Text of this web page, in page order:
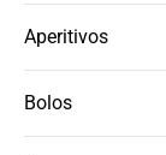
Aperitivos
Bolos